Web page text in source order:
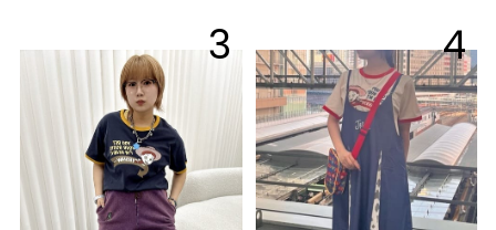
3 4